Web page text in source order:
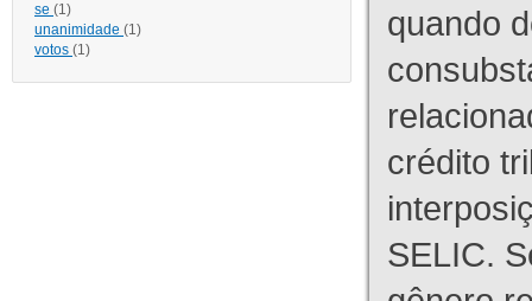
se (1)
unanimidade (1)
votos (1)
quando
crédito
SELIC.